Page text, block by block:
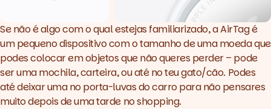
Se não é algo com o qual estejas familiarizado, a AirTag é
um pequeno dispositivo com o tamanho de uma moeda que
podes colocar em objetos que não queres perder – pode
ser uma mochila, carteira, ou até no teu gato/cão. Podes
até deixar uma no porta-luvas do carro para não pensares
muito depois de uma tarde noshopping.